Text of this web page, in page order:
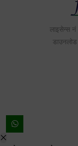
लाइसेन्स नं
डाउनलोड